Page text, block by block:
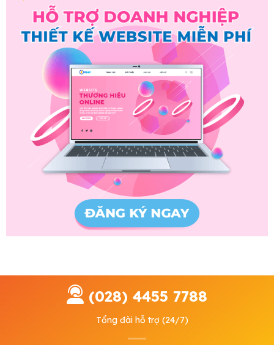
(028) 4455 7788
Tổng đài hỗ trợ (24/7)